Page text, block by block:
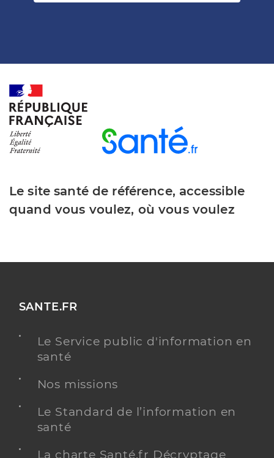
Le site santé de référence, accessible
quand vous voulez, où vous voulez
SANTE.FR
Le Service public d'information en
santé
Nos missions
Le Standard de l’information en
santé
La charte Santé.fr Décryptage